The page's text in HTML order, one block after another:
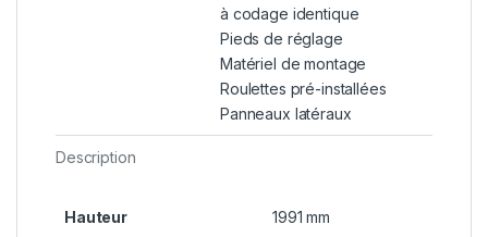
Description
à codage identique
Pieds de réglage
Matériel de montage
Roulettes pré-installées
Panneaux latéraux
Hauteur 1991 mm